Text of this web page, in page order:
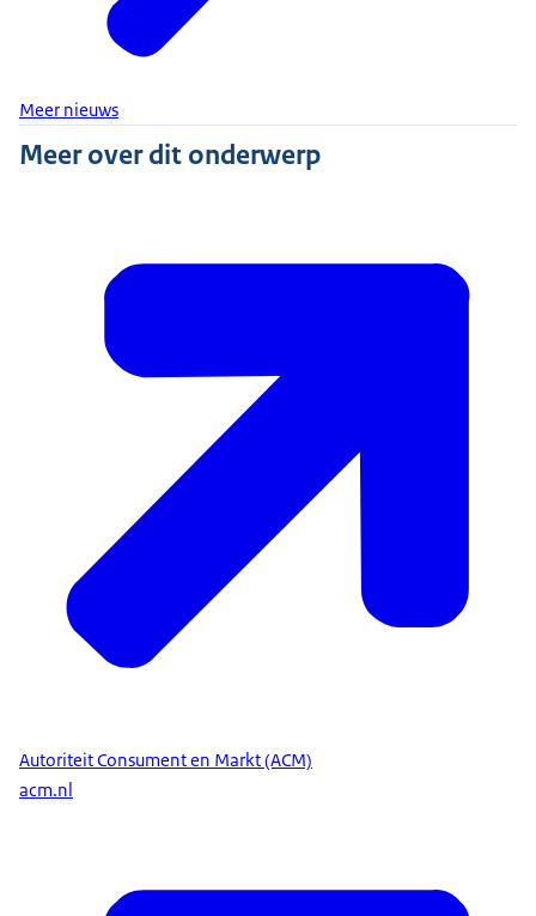
Meer nieuws
Meer over dit onderwerp
Autoriteit Consument en Markt (ACM)
acm.nl